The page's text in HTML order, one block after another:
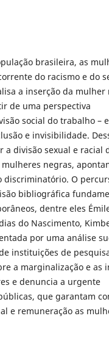
brasileira, as
do racismo e do
a inserção da mulher
de uma perspectiva
social do trabalho –
e invisibilidade.
a divisão sexual e racial
negras,
discriminatório. O
bibliográfica
dentre eles
do Nascimento,
por uma análise
instituições de
a marginalização e as
e denuncia a urgente
que garantam
e remuneração as